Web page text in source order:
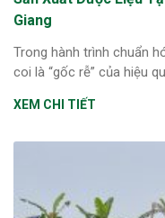
Giang
Trong hành trình chuẩn
coi là “gốc rễ” của hiệu
XEM CHI TIẾT